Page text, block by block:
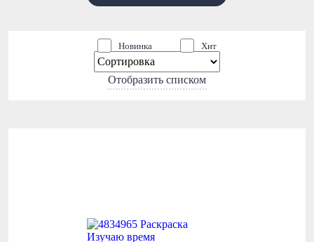
Новинка Хит
Отобразить списком